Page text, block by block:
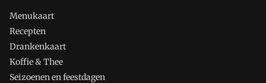
Menukaart
Recepten
Drankenkaart
Koffie & Thee
Seizoenen en feestdagen